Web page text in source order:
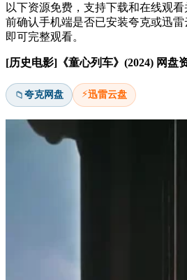
以下资源免费，支持下载和在线观
前确认手机端是否已安装夸克或迅
即可完整观看。
[历史电影]《童心列车》(2024) 网盘
📁夸克网盘 ⚡迅雷云盘